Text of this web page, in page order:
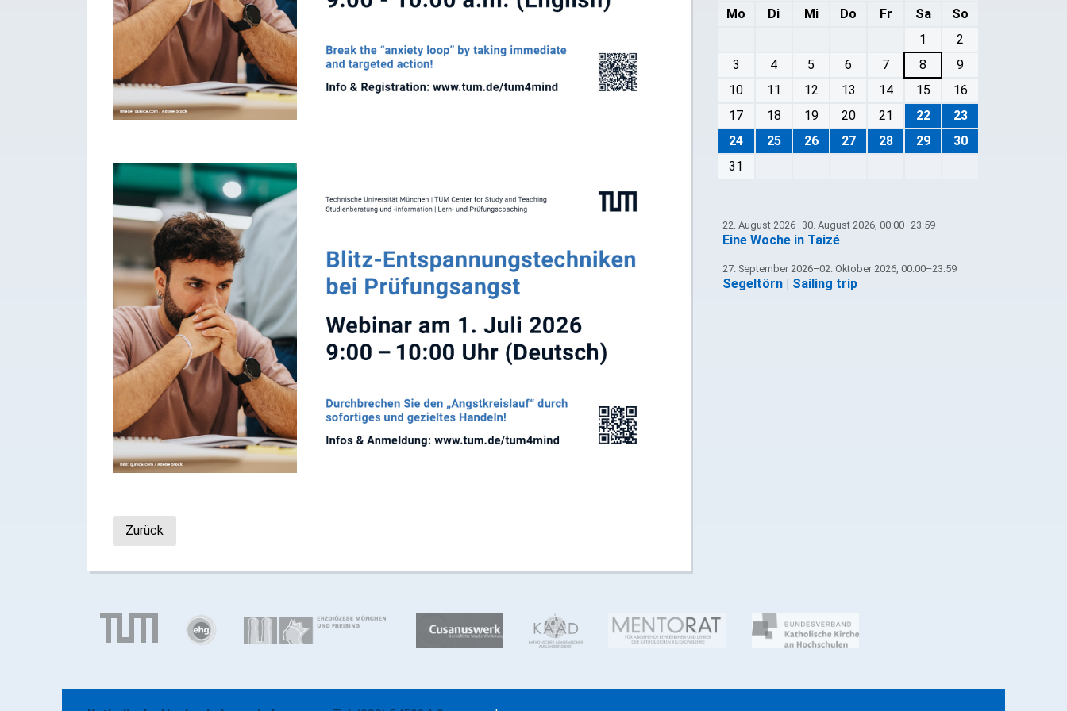
Zurück
Mo Di Mi Do Fr Sa
So
1
2
3
4 5 6 7 8
9
10
11 12 13 14 15
16
17
18 19 20 21 22
23
24
25 26 27 28 29
30
31
22. August 2026–30. August 2026, 00:00–23:59
Eine Woche in Taizé
27. September 2026–02. Oktober 2026, 00:00–23:59
Segeltörn | Sailing trip